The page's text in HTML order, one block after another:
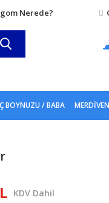
Nerede?
BOYNUZU / BABA MERDIVEN
KDV Dahil